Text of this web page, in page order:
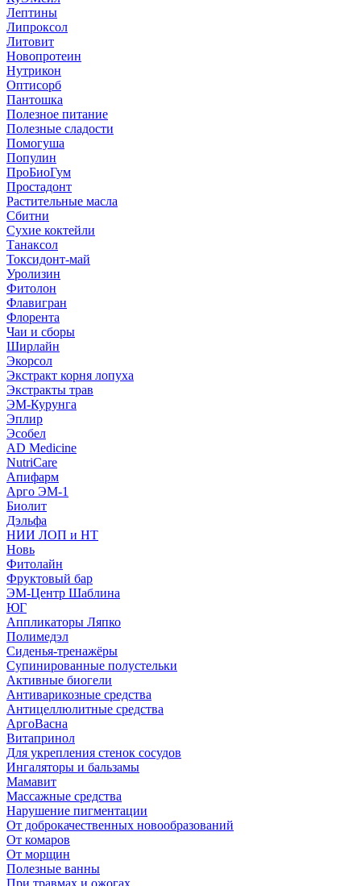
Лептины
Липроксол
Литовит
Новопротеин
Нутрикон
Оптисорб
Пантошка
Полезное питание
Полезные сладости
Помогуша
Популин
ПроБиоГум
Простадонт
Растительные масла
Сбитни
Сухие коктейли
Танаксол
Токсидонт-май
Уролизин
Фитолон
Флавигран
Флорента
Чаи и сборы
Ширлайн
Экорсол
Экстракт корня лопуха
Экстракты трав
ЭМ-Курунга
Эплир
Эсобел
AD Medicine
NutriCare
Апифарм
Арго ЭМ-1
Биолит
Дэльфа
НИИ ЛОП и НТ
Новь
Фитолайн
Фруктовый бар
ЭМ-Центр Шаблина
ЮГ
Аппликаторы Ляпко
Полимедэл
Сиденья-тренажёры
Супинированные полустельки
Активные биогели
Антиварикозные средства
Антицеллюлитные средства
АргоВасна
Витапринол
Для укрепления стенок сосудов
Ингаляторы и бальзамы
Мамавит
Массажные средства
Нарушение пигментации
От доброкачественных новообразований
От комаров
От морщин
Полезные ванны
При травмах и ожогах